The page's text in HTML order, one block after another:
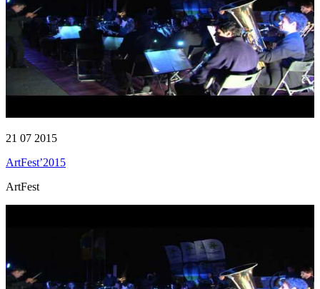
21 07 2015
ArtFest’2015
ArtFest